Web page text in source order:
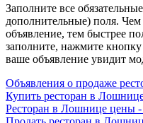
Заполните все
дополнительные) поля.
объявление, тем быстрее
заполните, нажмите
ваше объявление увидит
Объявления о продаже
Купить ресторан в
Ресторан в Лошнице цены -